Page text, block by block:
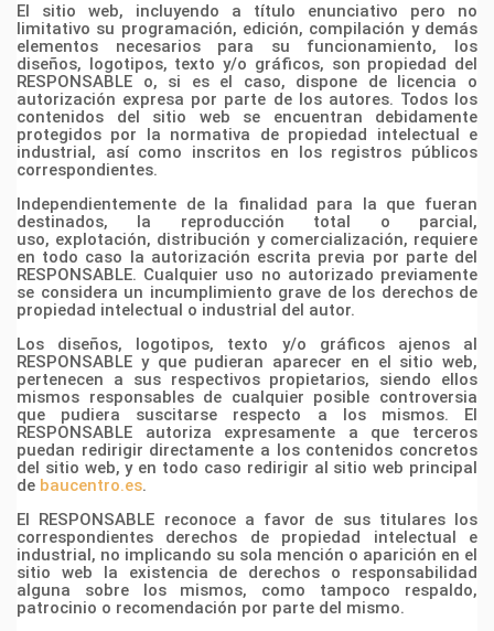
El sitio web, incluyendo a título enunciativo pero no
limitativo su programación, edición, compilación y demás
elementos necesarios para su funcionamiento, los
diseños, logotipos, texto y/o gráficos, son propiedad del
RESPONSABLE o, si es el caso, dispone de licencia o
autorización expresa por parte de
los autores. Todos los
contenidos del sitio web se encuentran debidamente
protegidos por la normativa de propiedad intelectual e
industrial, así como inscritos en los registros públicos
correspondientes.
Independientemente de la finalidad para la que fueran
destinados, la reproducción total o parcial,
uso, explotación, distribución y comercialización, requiere
en todo caso la autorización escrita previa por parte del
RESPONSABLE. Cualquier uso no autorizado previamente
se considera un incumplimiento grave de los derechos de
propiedad intelectual o industrial del autor.
Los diseños, logotipos, texto y/o gráficos ajenos al
RESPONSABLE y que pudieran aparecer en el sitio web,
pertenecen a sus respectivos propietarios, siendo ellos
mismos responsables de cualquier posible controversia
que pudiera suscitarse respecto a los mismos. El
RESPONSABLE autoriza expresamente a que terceros
puedan redirigir directamente a los contenidos concretos
del sitio web, y en todo caso redirigir al sitio web principal
de baucentro.es.
El RESPONSABLE reconoce a favor de sus titulares los
correspondientes derechos de propiedad intelectual e
industrial, no implicando su sola mención o aparición en el
sitio web la existencia de derechos o responsabilidad
alguna sobre los mismos, como tampoco respaldo,
patrocinio o recomendación por parte del mismo.